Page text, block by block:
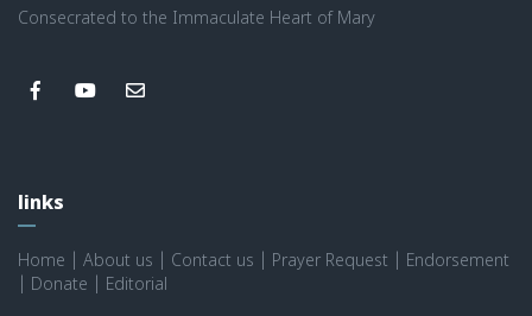
Consecrated to the Immaculate Heart of Mary
links
Home About us Contact us Prayer Request
Endorsement
Donate Editorial